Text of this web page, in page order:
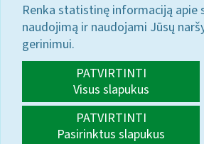
Renka statistinę informaciją apie
naudojimą ir naudojami Jūsų
gerinimui.
PATVIRTINTI
Visus slapukus
PATVIRTINTI
Pasirinktus slapukus